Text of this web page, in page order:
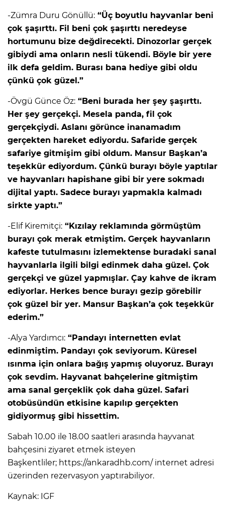
-Zümra Duru Gönüllü: “Üç boyutlu hayvanlar beni
çok şaşırttı. Fil beni çok şaşırttı neredeyse
hortumunu bize değdirecekti. Dinozorlar gerçek
gibiydi ama onların nesli tükendi. Böyle bir yere
ilk defa geldim. Burası bana hediye gibi oldu
çünkü çok güzel.”
-Övgü Günce Öz: “Beni burada her şey şaşırttı.
Her şey gerçekçi. Mesela panda, fil çok
gerçekçiydi. Aslanı görünce inanamadım
gerçekten hareket ediyordu. Safaride gerçek
safariye gitmişim gibi oldum. Mansur Başkan’a
teşekkür ediyordum. Çünkü burayı böyle yaptılar
ve hayvanları hapishane gibi bir yere sokmadı
dijital yaptı. Sadece burayı yapmakla kalmadı
sirkte yaptı.”
-Elif Kiremitçi: “Kızılay reklamında görmüştüm
burayı çok merak etmiştim. Gerçek hayvanların
kafeste tutulmasını izlemektense buradaki sanal
hayvanlarla ilgili bilgi edinmek daha güzel. Çok
gerçekçi ve güzel yapmışlar. Çay kahve de ikram
ediyorlar. Herkes bence burayı gezip görebilir
çok güzel bir yer. Mansur Başkan’a çok teşekkür
ederim.”
-Alya Yardımcı: “Pandayı internetten evlat
edinmiştim. Pandayı çok seviyorum. Küresel
ısınma için onlara bağış yapmış oluyoruz. Burayı
çok sevdim. Hayvanat bahçelerine gitmiştim
ama sanal gerçeklik çok daha güzel. Safari
otobüsündün etkisine kapılıp gerçekten
gidiyormuş gibi hissettim.
Sabah 10.00 ile 18.00 saatleri arasında hayvanat
bahçesini ziyaret etmek isteyen
Başkentliler; https://ankaradhb.com/ internet adresi
üzerinden rezervasyon yaptırabiliyor.
Kaynak: IGF